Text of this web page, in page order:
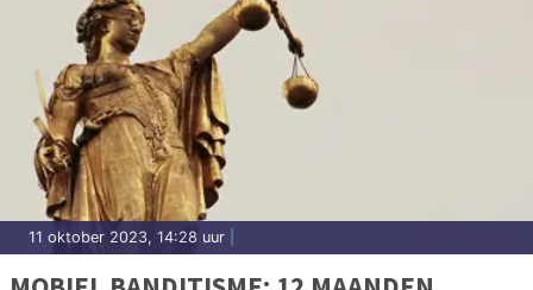
11 oktober 2023, 14:28 uur